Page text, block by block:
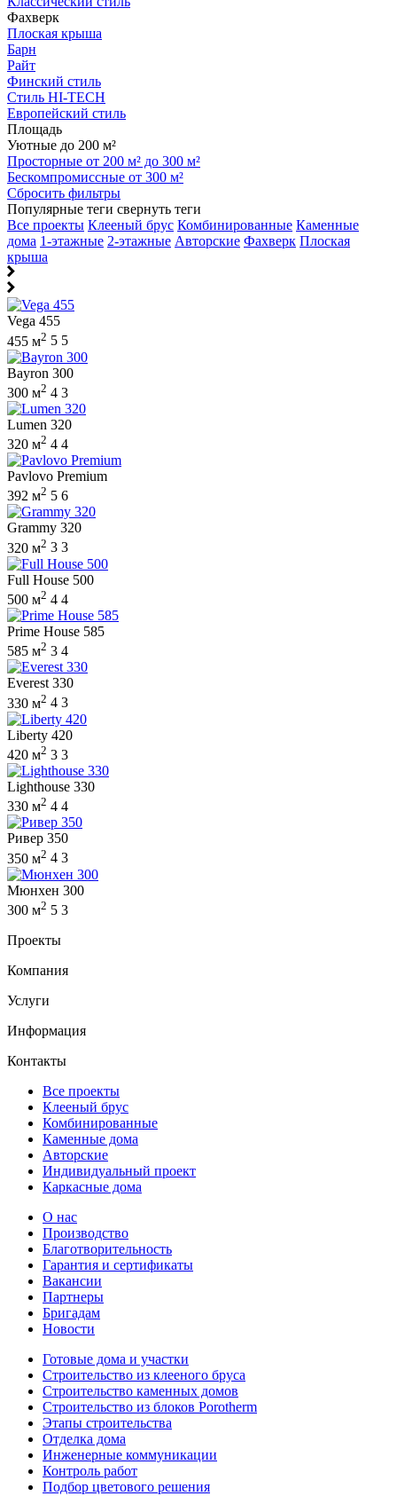
Фахверк
Плоская крыша
Барн
Райт
Финский стиль
Стиль HI-TECH
Европейский стиль
Площадь
Уютные до 200 м²
Просторные от 200 м² до 300 м²
Бескомпромиссные от 300 м²
Сбросить фильтры
Популярные теги свернуть теги
Все проекты Клееный брус Комбинированные Каменные
дома 1-этажные 2-этажные Авторские Фахверк Плоская
крыша
Vega 455
455 м2 5 5
Bayron 300
300 м2 4 3
Lumen 320
320 м2 4 4
Pavlovo Premium
392 м2 5 6
Grammy 320
320 м2 3 3
Full House 500
500 м2 4 4
Prime House 585
585 м2 3 4
Everest 330
330 м2 4 3
Liberty 420
420 м2 3 3
Lighthouse 330
330 м2 4 4
Ривер 350
350 м2 4 3
Мюнхен 300
300 м2 5 3
Проекты
Компания
Услуги
Информация
Контакты
Все проекты
Клееный брус
Комбинированные
Каменные дома
Авторские
Индивидуальный проект
Каркасные дома
О нас
Производство
Благотворительность
Гарантия и сертификаты
Вакансии
Партнеры
Бригадам
Новости
Готовые дома и участки
Строительство из клееного бруса
Строительство каменных домов
Строительство из блоков Porotherm
Этапы строительства
Отделка дома
Инженерные коммуникации
Контроль работ
Подбор цветового решения